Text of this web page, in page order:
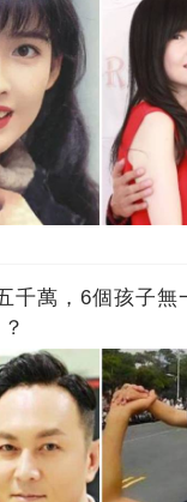
千萬，6個孩子無